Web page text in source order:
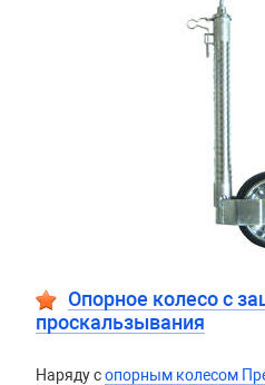
Опорное колесо с
проскальзывания
Наряду сопорным колесом